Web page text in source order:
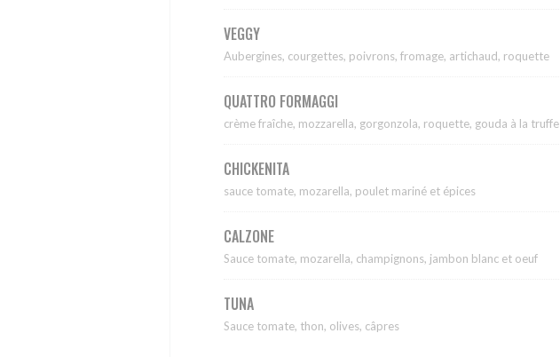
VEGGY
Aubergines, courgettes, poivrons, fromage, artichaud, roquette
QUATTRO FORMAGGI
crème fraîche, mozzarella, gorgonzola, roquette, gouda à la truffe
CHICKENITA
sauce tomate, mozarella, poulet mariné et épices
CALZONE
Sauce tomate, mozarella, champignons, jambon blanc et oeuf
TUNA
Sauce tomate, thon, olives, câpres